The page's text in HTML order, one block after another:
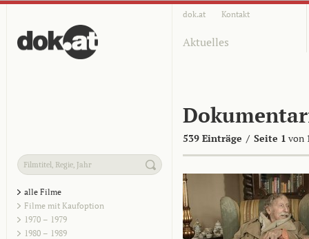
dok.at Kontakt
Aktuelles
539 Einträge / Seite 1 von
alle Filme
Filme mit Kaufoption
1970 – 1979
1980 – 1989